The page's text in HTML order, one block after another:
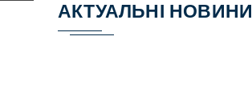
АКТУАЛЬНІ НОВИНИ